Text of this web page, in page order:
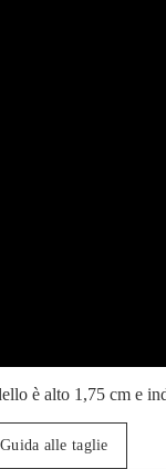
è alto 1,75 cm e
Guida alle taglie